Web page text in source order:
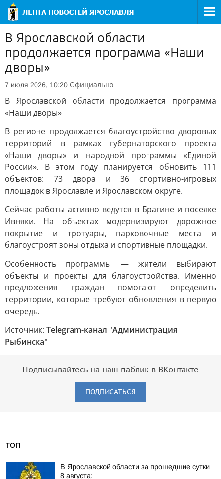
В Ярославской области
продолжается программа «Наши
дворы»
7 июля 2026, 10:20 Официально
В Ярославской области продолжается программа
«Наши дворы»
В регионе продолжается благоустройство дворовых
территорий в рамках губернаторского проекта
«Наши дворы» и народной программы «Единой
России». В этом году планируется обновить 111
объектов: 73 двора и 36 спортивно-игровых
площадок в Ярославле и Ярославском округе.
Сейчас работы активно ведутся в Брагине и поселке
Ивняки. На объектах модернизируют дорожное
покрытие и тротуары, парковочные места и
благоустроят зоны отдыха и спортивные площадки.
Особенность программы — жители выбирают
объекты и проекты для благоустройства. Именно
предложения граждан помогают определить
территории, которые требуют обновления в первую
очередь.
Источник: Telegram-канал "Администрация
Рыбинска"
Подписывайтесь на наш паблик в ВКонтакте
ПОДПИСАТЬСЯ
ТОП
В Ярославской области за прошедшие сутки
8 августа: